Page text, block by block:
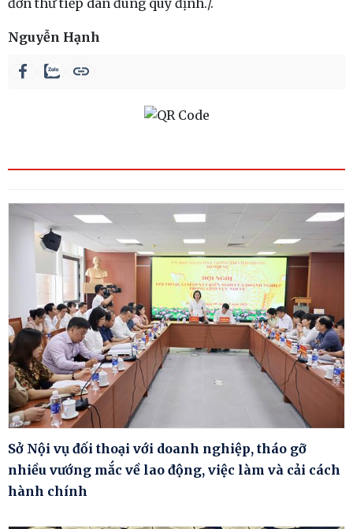
Nguyễn Hạnh
Sở Nội vụ đối thoại với doanh nghiệp, tháo gỡ
nhiều vướng mắc về lao động, việc làm và cải cách
hành chính